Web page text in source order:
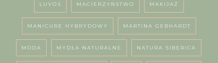
LUVOS MACIERZYŃSTWO MAKIJAŻ
MANICURE HYBRYDOWY MARTINA GEBHARDT
MODA MYDŁA NATURALNE NATURA SIBERICA